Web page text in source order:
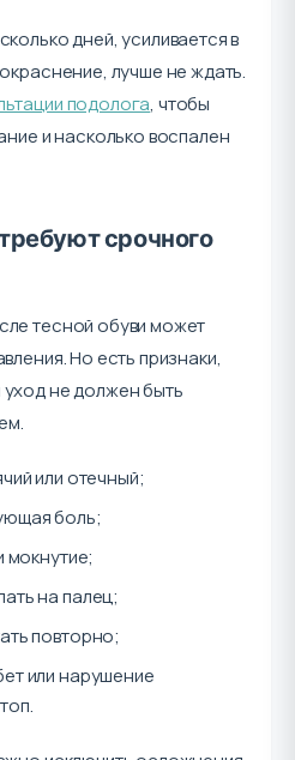
дней, усиливается в
лучше не ждать.
подолога, чтобы
и насколько воспален
срочного
тесной обуви может
Но есть признаки,
не должен быть
или отечный;
боль;
мокнутие;
на палец;
повторно;
или нарушение